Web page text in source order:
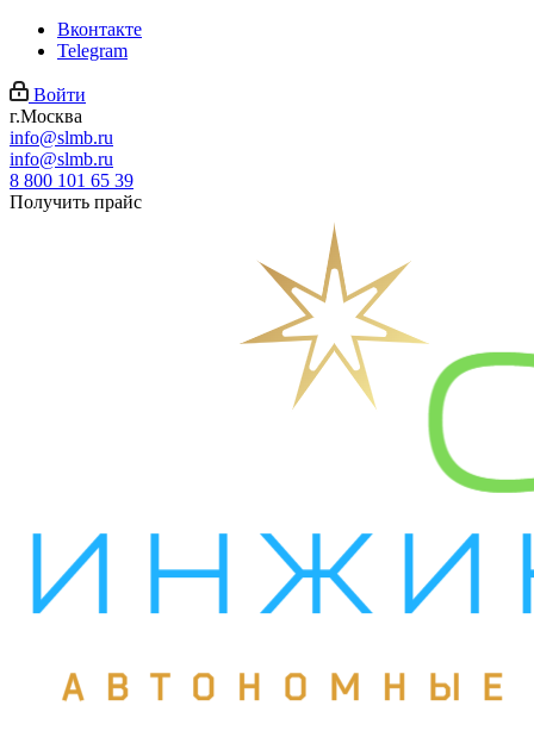
Вконтакте
Telegram
Войти
г.Москва
info@slmb.ru
info@slmb.ru
8 800 101 65 39
Получить прайс